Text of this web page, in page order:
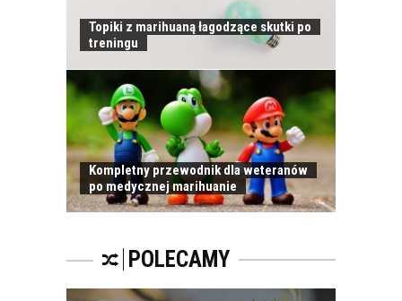
Topiki z marihuaną łagodzące skutki po
treningu
Kompletny przewodnik dla weteranów
po medycznej marihuanie
POLECAMY